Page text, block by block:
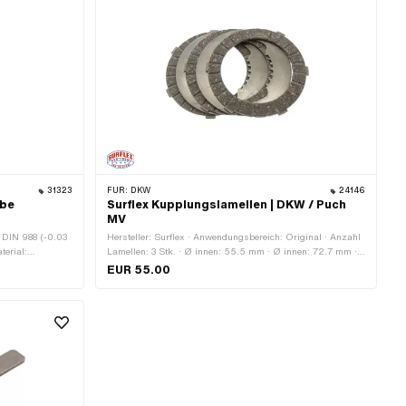
31323
DIN 988 (-0.03
· Ø innen:
FÜR: DKW 24146
Surflex Kupplungslamellen | DKW / Puch
MV
Hersteller: Surflex · Anwendungsbereich: Original · Anzahl
Lamellen: 3 Stk. · Ø innen: 55.5 mm · Ø innen: 72.7 mm ·
Ø innen: 74 mm · Ø aussen: 98 mm · Ø aussen: 99.4 mm ·
EUR 55.00